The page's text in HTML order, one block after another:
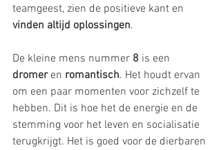
teamgeest, zien de positieve kant en
vinden altijd oplossingen.
De kleine mens nummer 8 is een
dromer en romantisch. Het houdt ervan
om een ​​paar momenten voor zichzelf te
hebben. Dit is hoe het de energie en de
stemming voor het leven en socialisatie
terugkrijgt. Het is goed voor de dierbaren